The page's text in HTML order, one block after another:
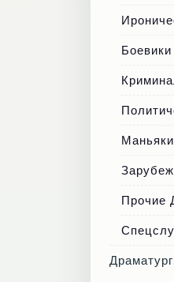
Боевики
Маньяки
Прочие